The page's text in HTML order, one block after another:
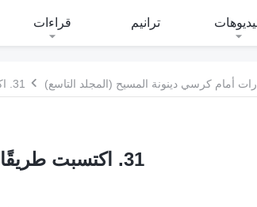
ترانيم قراءات
أمام كرسي دينونة المسيح (المجلد التاسع) 31. اكتسبت طريقًا لحل مشاعري بالدونية
31. اكتسبت طريقًا لحل مشاعري بالدونية